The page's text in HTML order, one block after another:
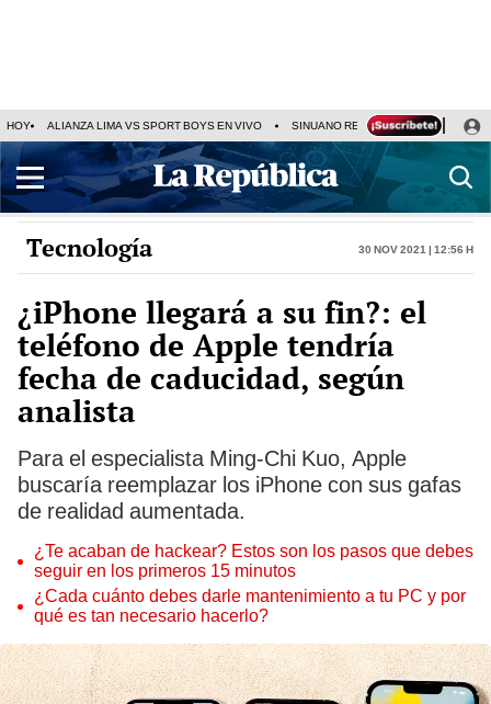
HOY ALIANZA LIMA VS SPORT BOYS EN VIVO SINUANO RESULTADOS HOY
Tecnología 30 Nov 2021 | 12:56 h
¿iPhone llegará a su fin?: el
teléfono de Apple tendría
fecha de caducidad, según
analista
Para el especialista Ming-Chi Kuo, Apple
buscaría reemplazar los iPhone con sus gafas
de realidad aumentada.
¿Te acaban de hackear? Estos son los pasos que debes
seguir en los primeros 15 minutos
¿Cada cuánto debes darle mantenimiento a tu PC y por
qué es tan necesario hacerlo?